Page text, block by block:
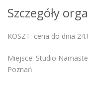
Szczegóły
KOSZT: cena do dnia
Miejsce: Studio
Poznań